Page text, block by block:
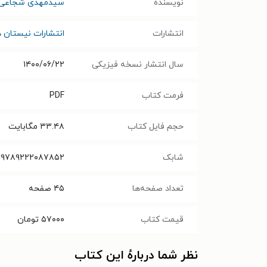
نویسنده سیدمهدی
انتشارات انتشارات نیستان
سال انتشار نسخه فیزیکی ۱۴۰۰/۰۶/۲۲
فرمت کتاب PDF
حجم فایل کتاب ۳۳.۴۸ مگابایت
شابک ۹۷۸۹۲۲۲۰۸۷۸۵۲
تعداد صفحه‌ها ۴۵ صفحه
قیمت کتاب ۵۷۰۰۰ تومان
نظر شما دربارهٔ این کتاب